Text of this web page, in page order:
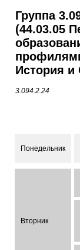
Группа
(44.03.05
История и
3.094.2.24
Понедельник
Вторник